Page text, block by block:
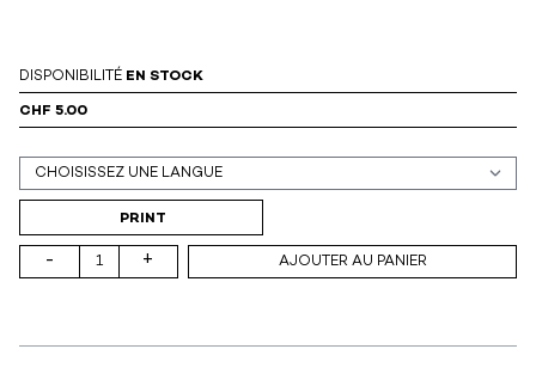
DISPONIBILITÉ EN STOCK
CHF 5.00
Support (print ou digital)
PRINT
- + AJOUTER AU PANIER